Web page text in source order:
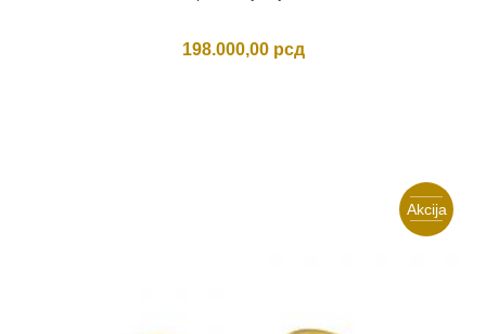
198.000,00 рсд
Akcija